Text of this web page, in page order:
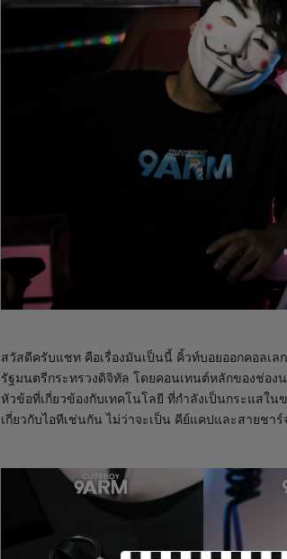
สวัสดีครับแชท คือเรื่องมันเป็นนี้ คิ้วท์บอยออกคอลเล
รัฐมนตรีกระทรวงดิจิทัล โดยคอนเทนต์หลักของช่อง
หัวข้อที่เกี่ยวข้องกับเทคโนโลยี ที่กำลังเป็นกระแสใ
เกี่ยวกับไอทีเช่นกัน ไม่ว่าจะเป็น คีย์แคปและสายชา